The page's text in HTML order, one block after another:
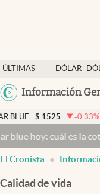
ÚLTIMAS
NOTICIAS
DÓLAR
Información
Dólar
Members
Economía y Política
Finanzas y Mercados
Mercados Online
Negocios
-0.33%
es la cotización
El Cronista
Calidad de vida